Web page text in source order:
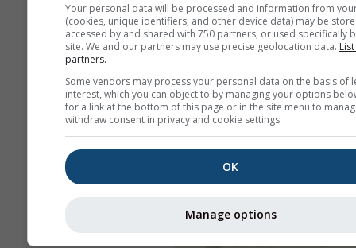
Your personal data will be processed and information from
(cookies, unique identifiers, and other device data) may be
accessed by and shared with 750 partners, or used specifically
site. We and our partners may use precise geolocation data.
partners.
Some vendors may process your personal data on the basis of
interest, which you can object to by managing your options
for a link at the bottom of this page or in the site menu to
withdraw consent in privacy and cookie settings.
OK
Manage options